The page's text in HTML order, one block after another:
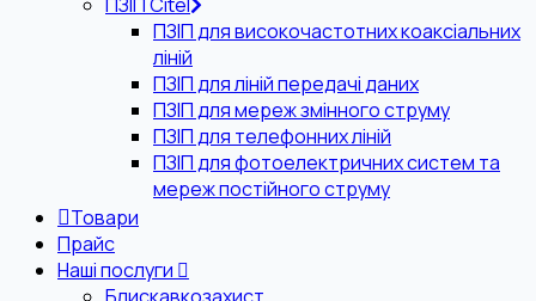
ПЗІП для високочастотних коаксіальних
ліній
ПЗІП для ліній передачі даних
ПЗІП для мереж змінного струму
ПЗІП для телефонних ліній
ПЗІП для фотоелектричних систем та
мереж постійного струму
Товари
Прайс
Наші послуги